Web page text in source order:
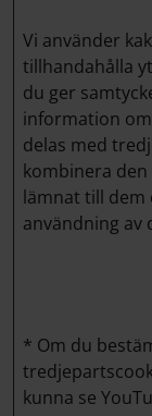
Vi använder
tillhandahålla
du ger
information
delas med
kombinera
lämnat till dem
användning av
* Om du
kunna se